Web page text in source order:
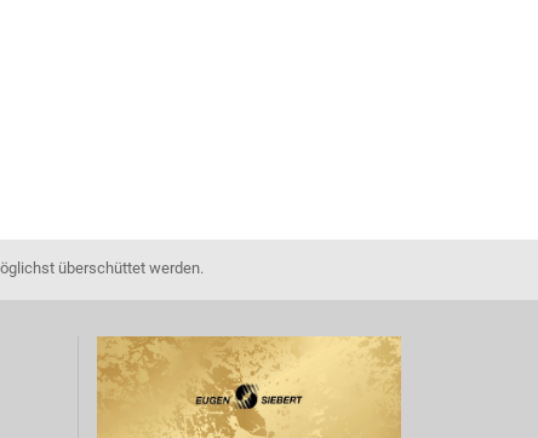
überschüttet werden.